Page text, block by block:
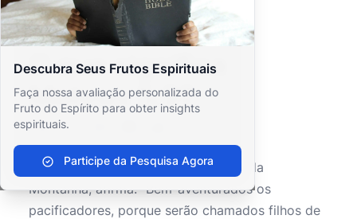
Descubra Seus Frutos Espirituais
Faça nossa avaliação personalizada do
Fruto do Espírito para obter insights
espirituais.
Participe da Pesquisa Agora
Novo Testamento
Os Evangelhos
O que significa Mateus 5:9?
O que significa
Mateus 5:9?
0 0 598
Mateus 5:9, encontrado no Sermão da
Montanha, afirma: "Bem-aventurados os
pacificadores, porque serão chamados filhos de